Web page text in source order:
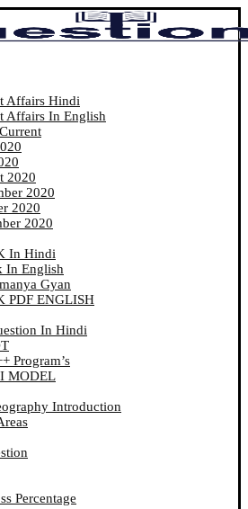
Affairs Hindi
Affairs In English
2020
2020
2020
2020
In Hindi
In English
Gyan
PDF ENGLISH
In Hindi
Program’s
MODEL
Introduction
Percentage